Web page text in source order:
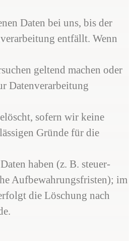
Daten bei uns, bis der
entfällt. Wenn
geltend machen oder
Datenverarbeitung
sofern wir keine
Gründe für die
haben (z. B. steuer-
Aufbewahrungsfristen); im
die Löschung nach